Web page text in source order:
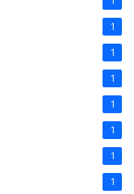
1
1
1
1
1
1
1